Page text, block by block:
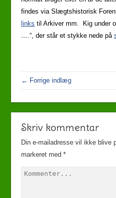
findes via Slægtshistorisk
links til Arkiver mm. Kig under
….“, der står et stykke nede på
← Forrige indlæg
Skriv kommentar
Din e-mailadresse vil ikke blive
markeret med*